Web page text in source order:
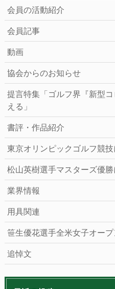
会員の活動紹介
会員記事
動画
協会からのお知らせ
提言特集「ゴルフ界『新型
える」
書評・作品紹介
東京オリンピックゴルフ競技
松山英樹選手マスターズ優勝
業界情報
用具関連
笹生優花選手全米女子オー
追悼文